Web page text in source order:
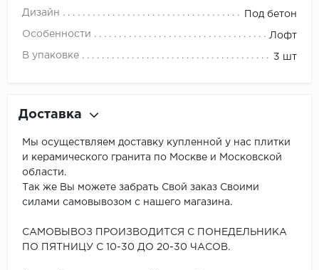
Дизайн Под бетон
Особенности Лофт
В упаковке 3 шт
Доставка
Мы осуществляем доставку купленной у нас плитки
и керамического гранита по Москве и Московской
области.
Так же Вы можете забрать Свой заказ Своими
силами самовывозом с нашего магазина.
САМОВЫВОЗ ПРОИЗВОДИТСЯ С ПОНЕДЕЛЬНИКА
ПО ПЯТНИЦУ С 10-30 ДО 20-30 ЧАСОВ.